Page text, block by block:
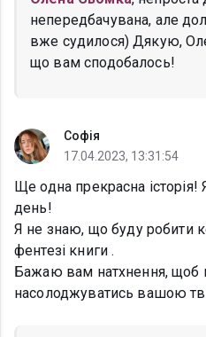
непередбачувана, але
вже судилося) Дякую,
що вам сподобалось!
Софія
17.04.2023, 13:31:54
Ще одна прекрасна історія!
день!
Я не знаю, що буду робити
фентезі книги .
Бажаю вам натхнення, щоб
насолоджуватись вашою